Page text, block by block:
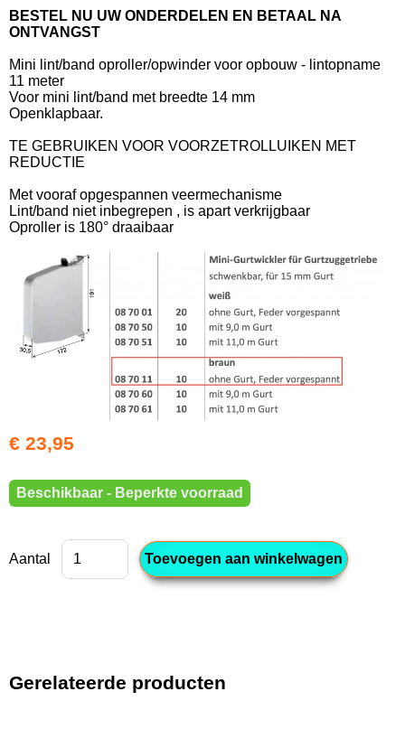
BESTEL NU UW ONDERDELEN EN BETAAL NA
ONTVANGST
Mini lint/band oproller/opwinder voor opbouw - lintopname
11 meter
Voor mini lint/band met breedte 14 mm
Openklapbaar.
TE GEBRUIKEN VOOR VOORZETROLLUIKEN MET
REDUCTIE
Met vooraf opgespannen veermechanisme
Lint/band niet inbegrepen , is apart verkrijgbaar
Oproller is 180° draaibaar
€ 23,95
Beschikbaar - Beperkte voorraad
Aantal
Gerelateerde producten